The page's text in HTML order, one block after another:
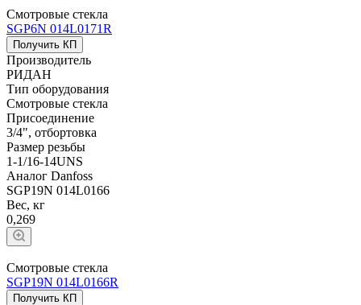
Смотровые стекла
SGP6N 014L0171R
Получить КП
Производитель
РИДАН
Тип оборудования
Смотровые стекла
Присоединение
3/4", отбортовка
Размер резьбы
1-1/16-14UNS
Аналог Danfoss
SGP19N 014L0166
Вес, кг
0,269
Смотровые стекла
SGP19N 014L0166R
Получить КП